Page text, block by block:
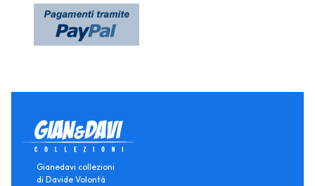
Gianedavi collezioni
di Davide Volontà